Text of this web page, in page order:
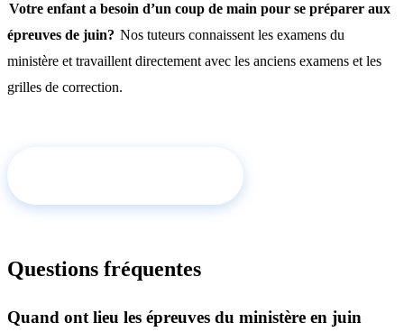
Votre enfant a besoin d’un coup de main pour se préparer aux
épreuves de juin? Nos tuteurs connaissent les examens du
ministère et travaillent directement avec les anciens examens et les
grilles de correction.
Questions fréquentes
Quand ont lieu les épreuves du ministère en juin